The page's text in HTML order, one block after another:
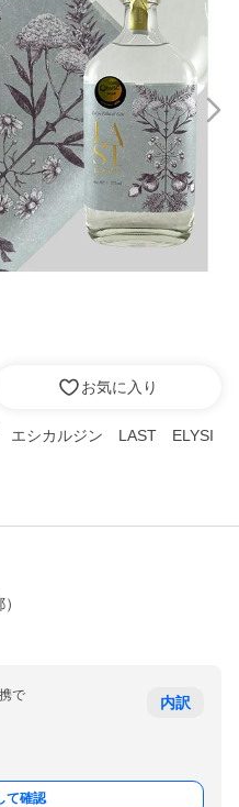
お気に入り
エシカルジン LAST ELYSI
）
で 内訳
て確認